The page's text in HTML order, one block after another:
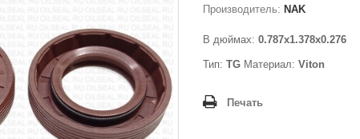
Производитель: NAK
В дюймах: 0.787x1.378x0.276
Тип: TG Материал: Viton
Печать